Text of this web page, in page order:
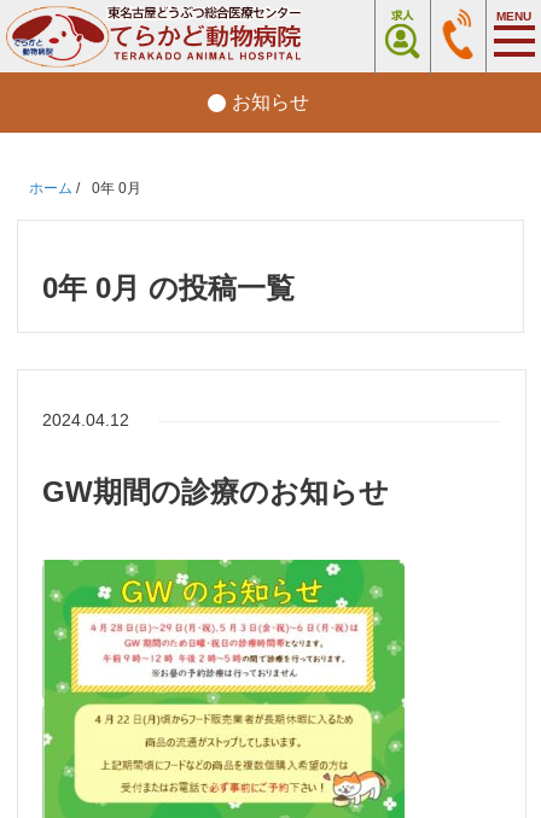
お知らせ
ホーム / 0年 0月
0年 0月 の投稿一覧
2024.04.12
GW期間の診療のお知らせ